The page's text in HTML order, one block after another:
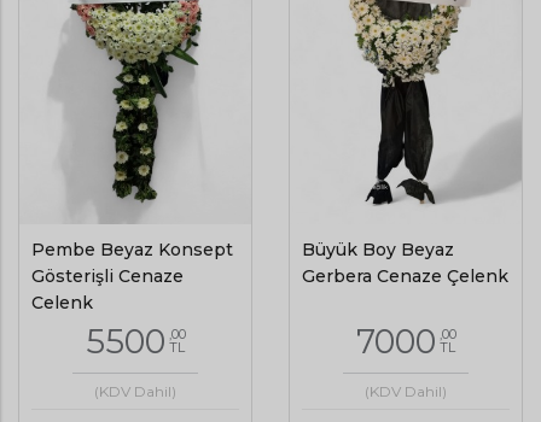
Pembe Beyaz Konsept
Gösterişli Cenaze
Çelenk
5500 ,00
TL
(KDV Dahil)
Büyük Boy Beyaz
Gerbera Cenaze Çelenk
7000 ,00
TL
(KDV Dahil)